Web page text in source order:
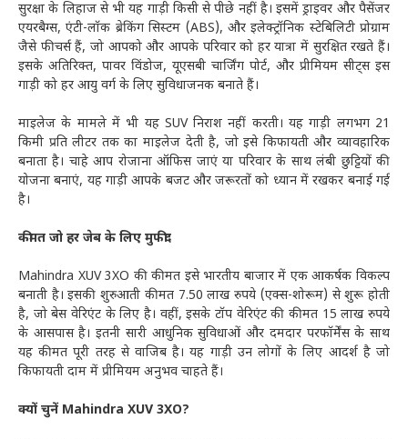
सुरक्षा के लिहाज से भी यह गाड़ी किसी से पीछे नहीं है। इसमें ड्राइवर और पैसेंजर
एयरबैग्स, एंटी-लॉक ब्रेकिंग सिस्टम (ABS), और इलेक्ट्रॉनिक स्टेबिलिटी प्रोग्राम
जैसे फीचर्स हैं, जो आपको और आपके परिवार को हर यात्रा में सुरक्षित रखते हैं।
इसके अतिरिक्त, पावर विंडोज, यूएसबी चार्जिंग पोर्ट, और प्रीमियम सीट्स इस
गाड़ी को हर आयु वर्ग के लिए सुविधाजनक बनाते हैं।
माइलेज के मामले में भी यह SUV निराश नहीं करती। यह गाड़ी लगभग 21
किमी प्रति लीटर तक का माइलेज देती है, जो इसे किफायती और व्यावहारिक
बनाता है। चाहे आप रोजाना ऑफिस जाएं या परिवार के साथ लंबी छुट्टियों की
योजना बनाएं, यह गाड़ी आपके बजट और जरूरतों को ध्यान में रखकर बनाई गई
है।
कीमत जो हर जेब के लिए मुफीद
Mahindra XUV 3XO की कीमत इसे भारतीय बाजार में एक आकर्षक विकल्प
बनाती है। इसकी शुरुआती कीमत 7.50 लाख रुपये (एक्स-शोरूम) से शुरू होती
है, जो बेस वेरिएंट के लिए है। वहीं, इसके टॉप वेरिएंट की कीमत 15 लाख रुपये
के आसपास है। इतनी सारी आधुनिक सुविधाओं और दमदार परफॉर्मेंस के साथ
यह कीमत पूरी तरह से वाजिब है। यह गाड़ी उन लोगों के लिए आदर्श है जो
किफायती दाम में प्रीमियम अनुभव चाहते हैं।
क्यों चुनें Mahindra XUV 3XO?